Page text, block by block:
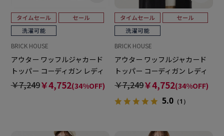
BRICK HOUSE
アウター ワッフルジャカード
トッパー コーディガン レディ
ース
￥7,249￥4,752(34%OFF)
BRICK HOUSE
アウター ワッフルジャカード
トッパー コーディガン レディ
ース
￥7,249￥4,752(34%OFF)
5.0 （1）